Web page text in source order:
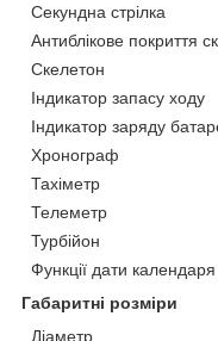
Секундна стрілка
Антиблікове покриття
Скелетон
Індикатор запасу ходу
Індикатор заряду
Хронограф
Тахіметр
Телеметр
Турбійон
Функції дати календаря
Габаритні розміри
Діаметр